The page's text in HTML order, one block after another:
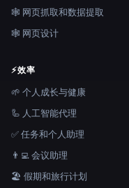
🕸️ 网页抓取和数据提取
🕸 网页设计
⚡效率
🌱 个人成长与健康
🦾 人工智能代理
✅ 任务和个人助理
👨‍💻 会议助理
🏖 假期和旅行计划